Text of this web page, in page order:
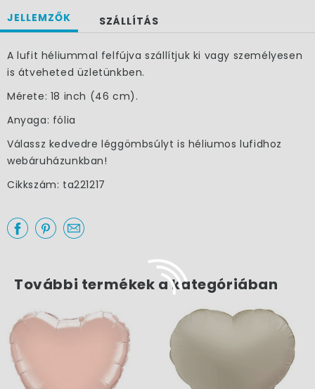
JELLEMZŐK SZÁLLÍTÁS
A lufit héliummal felfújva szállítjuk ki vagy személyesen
is átveheted üzletünkben.
Mérete: 18 inch (46 cm).
Anyaga: fólia
Válassz kedvedre léggömbsúlyt is héliumos lufidhoz
webáruházunkban!
Cikkszám: ta221217
További termékek a kategóriában